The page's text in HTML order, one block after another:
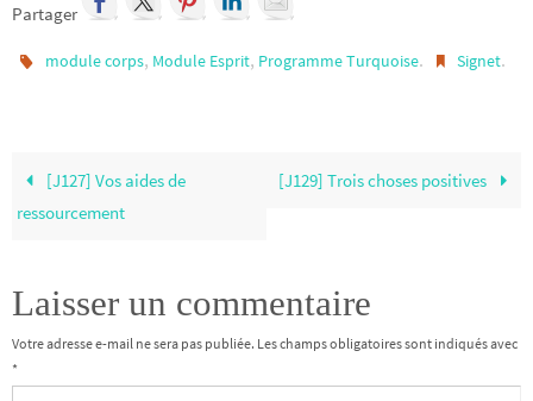
Partager
module corps, Module Esprit, Programme Turquoise. Signet.
[J127] Vos aides de
ressourcement
[J129] Trois choses positives
Laisser un commentaire
Votre adresse e-mail ne sera pas publiée. Les champs obligatoires sont indiqués avec
*